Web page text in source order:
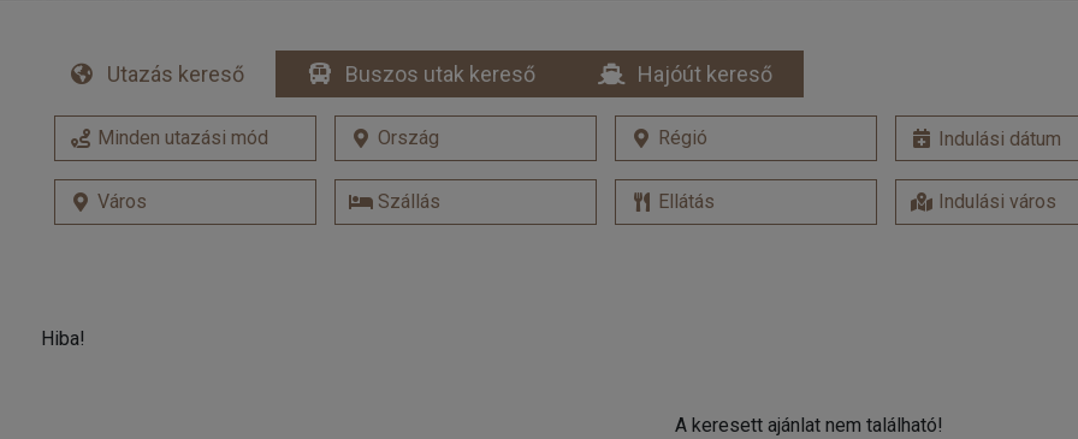
Utazás kereső Buszos utak kereső Hajóút kereső
Hiba!
A keresett ajánlat nem található!